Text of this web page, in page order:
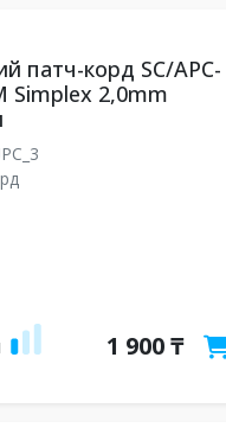
патч-корд SC/APC-
Simplex 2,0mm
1 900 ₸